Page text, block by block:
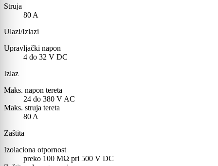
Struja
80 A
Ulazi/Izlazi
Upravljački napon
4 do 32 V DC
Izlaz
Maks. napon tereta
24 do 380 V AC
Maks. struja tereta
80 A
Zaštita
Izolaciona otpornost
preko 100 MΩ pri 500 V DC